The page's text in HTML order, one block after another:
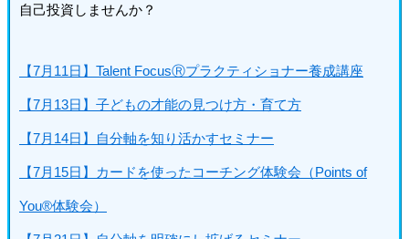
自己投資しませんか？
【7月11日】Talent FocusⓇプラクティショナー養成講座
【7月13日】子どもの才能の見つけ方・育て方
【7月14日】自分軸を知り活かすセミナー
【7月15日】カードを使ったコーチング体験会（Points of
You®体験会）